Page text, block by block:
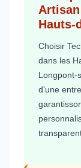
Hauts-
Choisir
dans les
Longpont-
d'une